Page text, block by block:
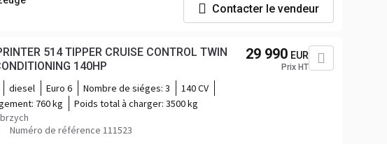
Contacter le vendeur
514 TIPPER CRUISE CONTROL TWIN
WHEELS AIR CONDITIONING 140HP
diesel Euro 6 Nombre de siéges: 3
140 CV
760 kg Poids total à charger: 3500 kg
Numéro de référence 111523
29 990 EUR
Prix HT